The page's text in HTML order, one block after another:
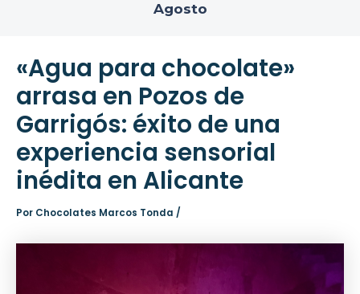
Agosto
«Agua para chocolate»
arrasa en Pozos de
Garrigós: éxito de una
experiencia sensorial
inédita en Alicante
Por Chocolates Marcos Tonda /